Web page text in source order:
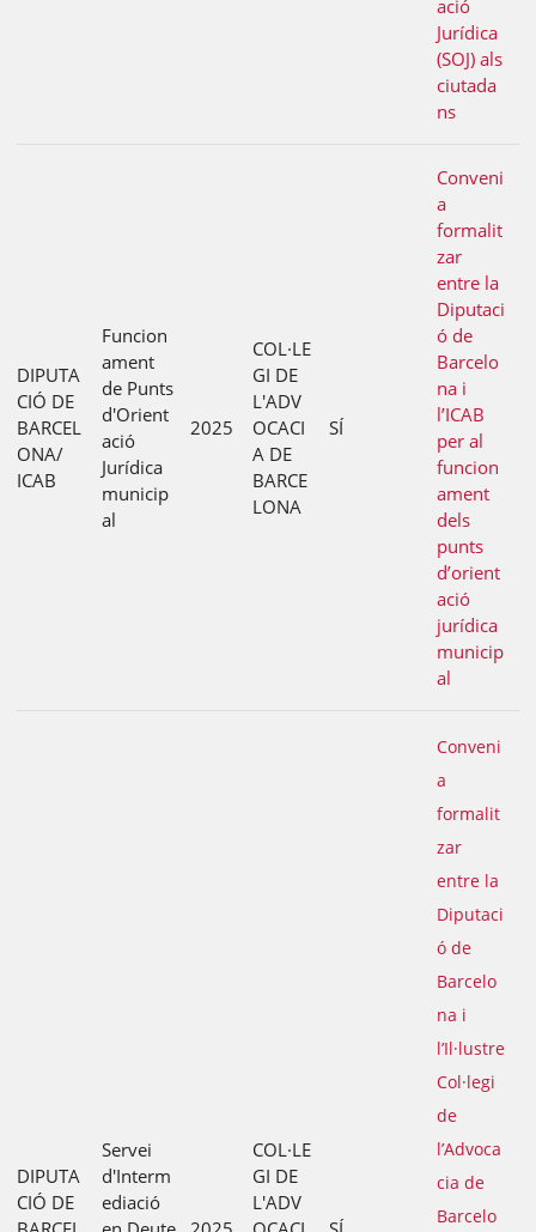
ació
Jurídica
(SOJ) als
ciutada
ns
DIPUTA
CIÓ DE
BARCEL
ONA/
ICAB
Funcion
ament
de Punts
d'Orient
ació
Jurídica
municip
al
2025
COL·LE
GI DE
L'ADV
OCACI
A DE
BARCE
LONA
SÍ
Conveni
a
formalit
zar
entre la
Diputaci
ó de
Barcelo
na i
l’ICAB
per al
funcion
ament
dels
punts
d’orient
ació
jurídica
municip
al
DIPUTA
CIÓ DE
Servei
d'Interm
ediació
COL·LE
GI DE
L'ADV
Conveni
a
formalit
zar
entre la
Diputaci
ó de
Barcelo
na i
l’Il·lustre
Col·legi
de
l’Advoca
cia de
Barcelo